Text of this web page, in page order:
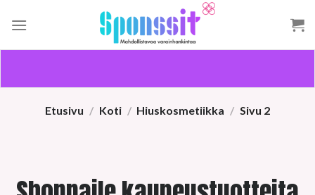
Etusivu / Koti / Hiuskosmetiikka / Sivu 2